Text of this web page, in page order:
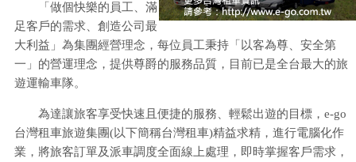
「做個快樂的員工、滿
足客戶的需求、創造公司最
大利益」為集團經營理念，每位員工秉持「以客為尊、安全第
一」的營運理念，提供尊爵的服務品質，目前已是全台最大的旅
遊運輸車隊。
為達讓旅客享受快速且便捷的服務、輕鬆出遊的目標，e-go
台灣租車旅遊集團(以下簡稱台灣租車)精益求精，進行電腦化作
業，將旅客訂單及派車調度全面線上處理，即時掌握客戶需求，